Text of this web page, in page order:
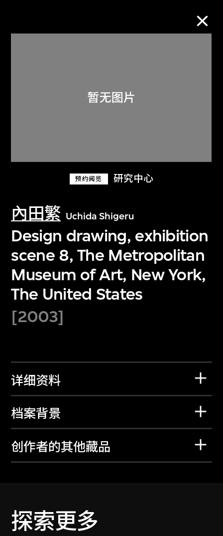
预约阅览 研究中心
內田繁 Uchida Shigeru
Design drawing, exhibition
scene 8, The Metropolitan
Museum of Art, New York,
The United States
[2003]
详细资料
档案背景
创作者的其他藏品
探索更多
关于M+藏品
探索世界顶级的二十及二十一世纪视觉
文化藏品。